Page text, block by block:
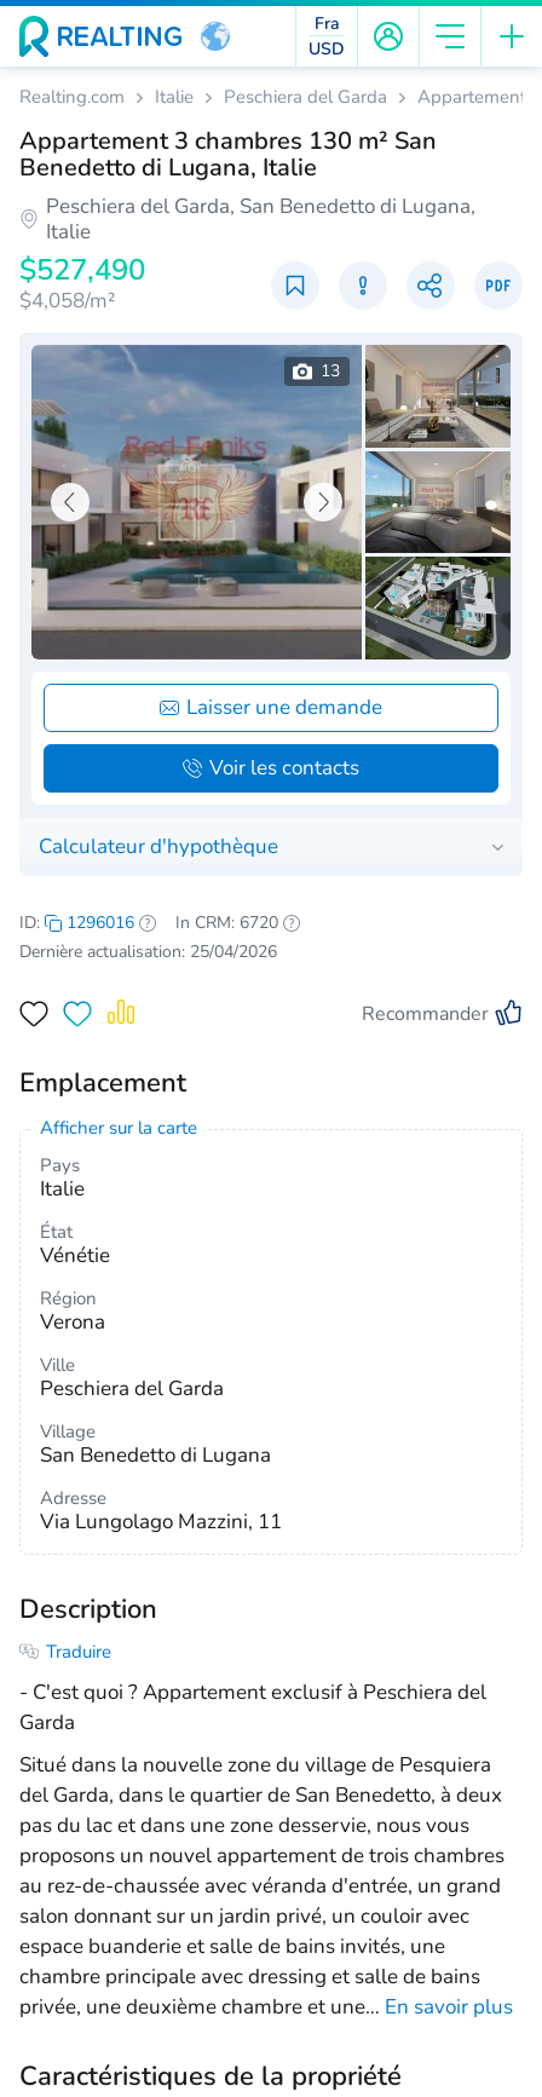
Fra
USD
Realting.com Italie Peschiera del Garda Appartements
Appartement 3 chambres 130 m² San
Benedetto di Lugana, Italie
Peschiera del Garda, San Benedetto di Lugana,
Italie
$527,490
$4,058/m²
Calculateur d'hypothèque
13
Laisser une demande
Voir les contacts
ID: 1296016
In CRM: 6720
Dernière actualisation: 25/04/2026
Recommander
Emplacement
Afficher sur la carte
Pays
Italie
État
Vénétie
Région
Verona
Ville
Peschiera del Garda
Village
San Benedetto di Lugana
Adresse
Via Lungolago Mazzini, 11
Description
Traduire
- C'est quoi ? Appartement exclusif à Peschiera del
Garda
Situé dans la nouvelle zone du village de Pesquiera
del Garda, dans le quartier de San Benedetto, à deux
pas du lac et dans une zone desservie, nous vous
proposons un nouvel appartement de trois chambres
au rez-de-chaussée avec véranda d'entrée, un grand
salon donnant sur un jardin privé, un couloir avec
espace buanderie et salle de bains invités, une
chambre principale avec dressing et salle de bains
privée, une deuxième chambre et une… En savoir plus
Caractéristiques de la propriété